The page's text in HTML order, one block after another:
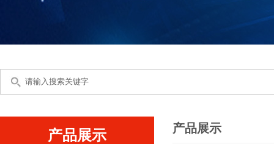
产品展示 产品展示